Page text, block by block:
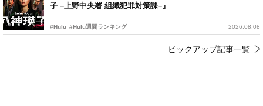
子 –上野中央署 組織犯罪対策課–』
#Hulu #Hulu週間ランキング 2026.08.08
ピックアップ記事一覧